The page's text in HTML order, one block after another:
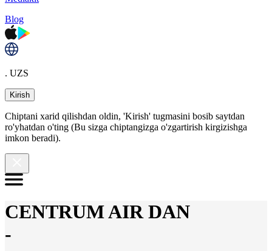
Blog
. UZS
Kirish
Chiptani xarid qilishdan oldin, 'Kirish' tugmasini bosib saytdan
ro'yhatdan o'ting (Bu sizga chiptangizga o'zgartirish kirgizishga
imkon beradi).
CENTRUM AIR DAN
-